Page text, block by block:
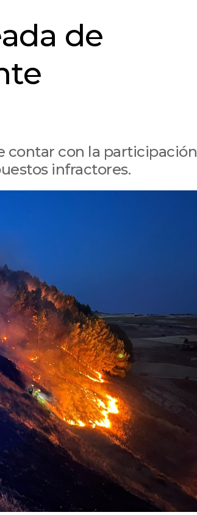
de
contar con la participación
infractores.